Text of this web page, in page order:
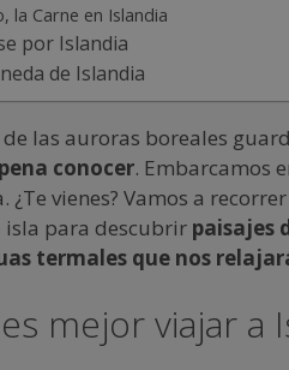
la Carne en Islandia
por Islandia
de Islandia
las auroras boreales
conocer. Embarcamos
¿Te vienes? Vamos a
isla para descubrir paisajes
termales que nos
mejor viajar a